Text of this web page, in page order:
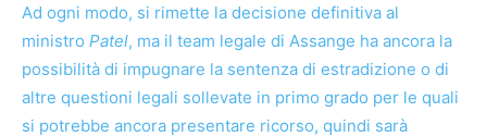
Ad ogni modo, si rimette la decisione definitiva al
ministro Patel, ma il team legale di Assange ha ancora la
possibilità di impugnare la sentenza di estradizione o di
altre questioni legali sollevate in primo grado per le quali
si potrebbe ancora presentare ricorso, quindi sarà